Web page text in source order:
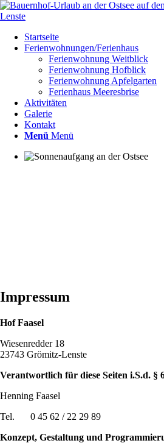
Startseite
Ferienwohnungen/Ferienhaus
Ferienwohnung Weitblick
Ferienwohnung Hofblick
Ferienwohnung Apfelgarten
Ferienhaus Meeresbrise
Aktivitäten
Galerie
Kontakt
Menü Menü
Impressum
Hof Faasel
Wiesenredder 18
23743 Grömitz-Lenste
Verantwortlich für diese Seiten i.S.d. §
Henning Faasel
Tel.
0 45 62 / 22 29 89
Konzept, Gestaltung und